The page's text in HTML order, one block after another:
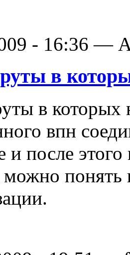
- 16:36 —
в
в которых
впн
и после
можно понять